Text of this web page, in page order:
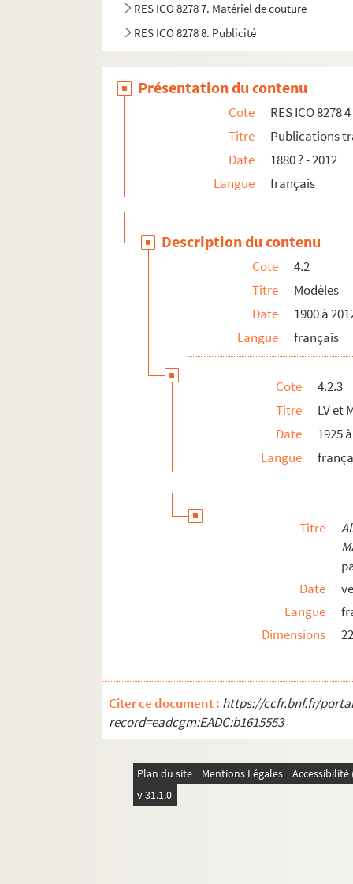
RES ICO 8278 7. Matériel de couture
RES ICO 8278 8. Publicité
Présentation du contenu
Cote
RES ICO 8278 4
Titre
Publications
Date
1880 ? - 2012
Langue
français
Description du contenu
Cote
4.2
Titre
Modèles
Date
1900 à
Langue
français
Cote
4.2.3
Titre
LV et
Date
1925
Langue
Titre
Date
Langue
Dimensions
Citer ce document : https://ccfr.bnf.fr/
record=eadcgm:EADC:b1615553
Plan du site Mentions Légales
v 31.1.0